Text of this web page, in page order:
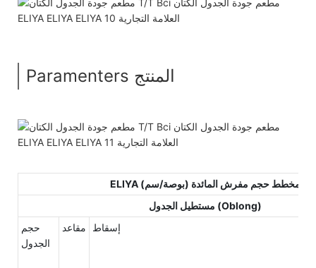
Paramenters المنتج
ELIYA مخطط حجم مفرش المائدة (بوصة/سم)
مستطيل الجدول (Oblong)
حجم
الجدول
مقاعد إسقاط